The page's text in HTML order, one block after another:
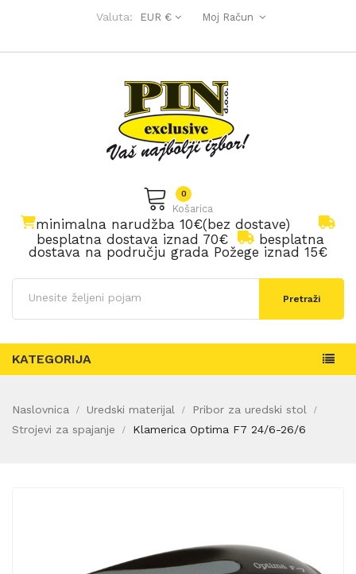
Valuta: EUR € Moj Račun
Košarica
0
minimalna narudžba 10€(bez dostave)
besplatna dostava iznad 70€
besplatna
dostava na području grada Požege iznad 15€
Pretraži
KATEGORIJA
Naslovnica Uredski materijal
Pribor za uredski stol
Strojevi za spajanje
Klamerica Optima F7 24/6-26/6